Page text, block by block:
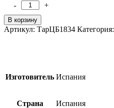
Количество
товара
Мармелад
Fini
Mix
- +
В корзину
Артикул: ТарЦБ1834 Категория:
Изготовитель Испания
Страна Испания